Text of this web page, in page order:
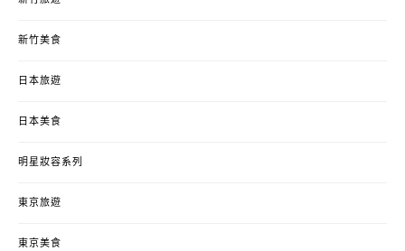
新竹美食
日本旅遊
日本美食
明星妝容系列
東京旅遊
東京美食